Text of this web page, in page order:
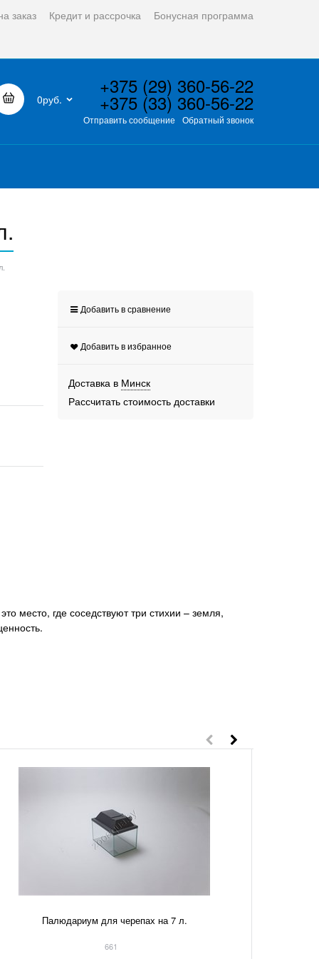
заказ Кредит и рассрочка Бонусная программа
0руб.
+375 (29) 360-56-22
+375 (33) 360-56-22
Отправить сообщение Обратный звонок
Добавить в сравнение
Добавить в избранное
Доставка в Минск
Рассчитать стоимость доставки
место, где соседствуют три стихии – земля,
Палюдариум для черепах на 7 л.
661